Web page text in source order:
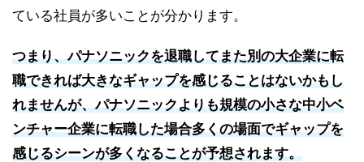
ている社員が多いことが分かります。
つまり、パナソニックを退職してまた別の大企業に転
職できれば大きなギャップを感じることはないかもし
れませんが、パナソニックよりも規模の小さな中小ベ
ンチャー企業に転職した場合多くの場面でギャップを
感じるシーンが多くなることが予想されます。